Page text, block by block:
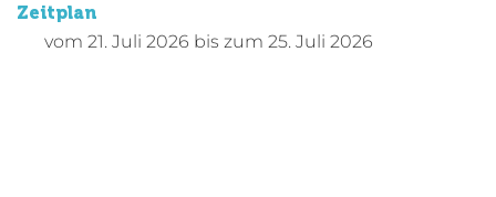
Zeitplan
vom 21. Juli 2026 bis zum 25. Juli 2026